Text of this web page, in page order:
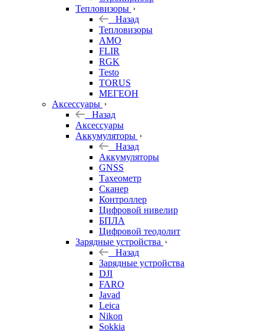
Тепловизоры
Назад
Тепловизоры
AMO
FLIR
RGK
Testo
TORUS
МЕГЕОН
Аксессуары
Назад
Аксессуары
Аккумуляторы
Назад
Аккумуляторы
GNSS
Тахеометр
Сканер
Контроллер
Цифровой нивелир
БПЛА
Цифровой теодолит
Зарядные устройства
Назад
Зарядные устройства
DJI
FARO
Javad
Leica
Nikon
Sokkia